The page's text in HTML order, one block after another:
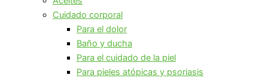
Cuidado corporal
Para el dolor
Baño y ducha
Para el cuidado de la piel
Para pieles atópicas y psoriasis